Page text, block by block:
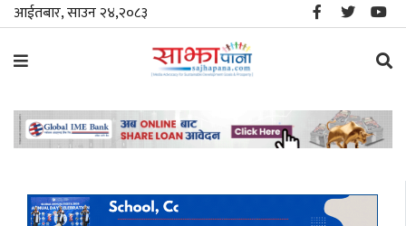
आईतबार, साउन २४,२०८३
समाचार
स्थानीय